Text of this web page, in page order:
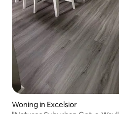
Woning in Excelsior